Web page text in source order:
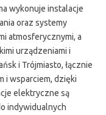
wykonuje instalacje
oraz systemy
atmosferycznymi, a
urządzeniami i
i Trójmiasto, łącznie
i wsparciem, dzięki
elektryczne są
indywidualnych